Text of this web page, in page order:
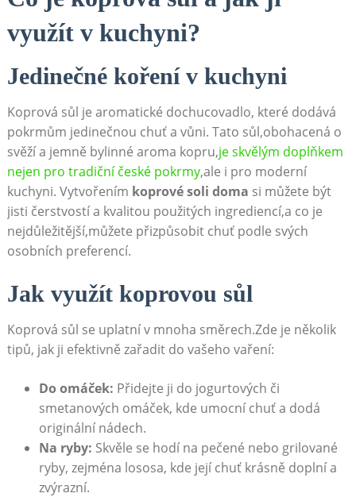
využít v kuchyni?
Jedinečné koření v ‌kuchyni
Koprová sůl je aromatické dochucovadlo, které dodává
pokrmům jedinečnou chuť a vůni. Tato sůl,obohacená​ o
svěží a jemně bylinné aroma kopru,je ​skvělým ‍doplňkem
nejen pro tradiční české ‌pokrmy,ale i pro moderní
kuchyni. ​Vytvořením koprové soli​ doma si⁣ můžete‌ být​
jisti čerstvostí a ​kvalitou použitých ingrediencí,a ​co je
⁣nejdůležitější,můžete⁢ přizpůsobit ‍chuť podle svých‍
osobních preferencí.
Jak využít koprovou sůl
Koprová sůl se uplatní⁤ v mnoha směrech.Zde ‌je ⁤několik
‌tipů, jak ji‍ efektivně zařadit do vašeho ‍vaření:
Do omáček: Přidejte ji do ⁤jogurtových⁣ či
smetanových ​omáček, kde umocní⁣ chuť a dodá
originální nádech.
Na​ ryby: Skvěle se hodí ⁢na pečené nebo grilované
ryby, zejména ‍lososa, kde její chuť ‌krásně doplní a⁤
zvýrazní.